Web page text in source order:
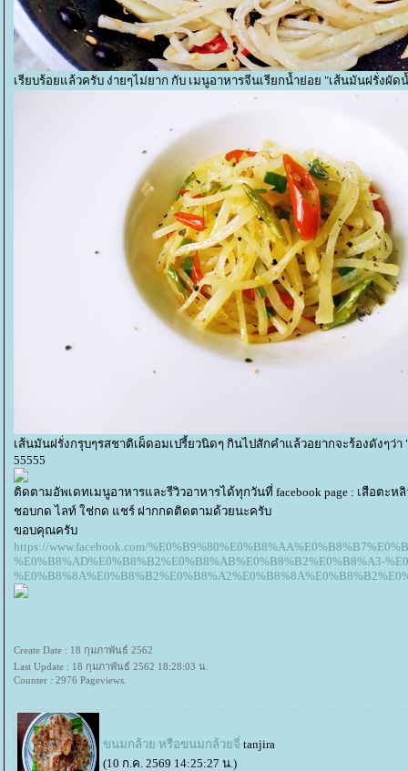
เรียบร้อยแล้วครับ ง่ายๆไม่ยาก กับ เมนูอาหารจีนเรียกน้ำย่อย "เส้นมันฝรั่งผัด
เส้นมันฝรั่งกรุบๆรสชาติเผ็ดอมเปรี้ยวนิดๆ กินไปสักคำแล้วอยากจะร้องดังๆว่
55555
ติดตามอัพเดทเมนูอาหารและรีวิวอาหารได้ทุกวันที่ facebook page : เสือตะห
ชอบกด ไลท์ ใช่กด แชร์ ฝากกดติดตามด้วยนะครับ
ขอบคุณครับ
https://www.facebook.com/
%E0%B8%AD%E0%B8%B2%E0%B8%AB%E0%B8%B2%E0%B8%A3-
Create Date : 18 กุมภาพันธ์ 2562
Last Update : 18 กุมภาพันธ์ 2562 18:28:03 น.
Counter : 2976 Pageviews.
ขนมกล้วย หรือขนมกล้วยจี่ tanjira
(10 ก.ค. 2569 14:25:27 น.)